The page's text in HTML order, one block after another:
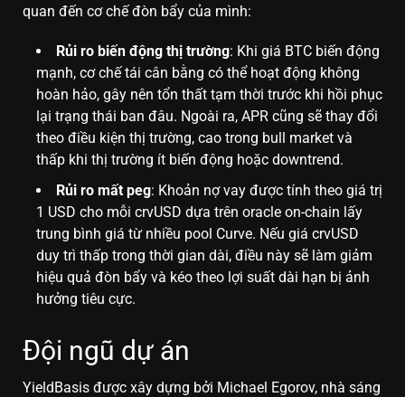
quan đến cơ chế đòn bẩy của mình:
Rủi ro biến động thị trường: Khi giá BTC biến động
mạnh, cơ chế tái cân bằng có thể hoạt động không
hoàn hảo, gây nên tổn thất tạm thời trước khi hồi phục
lại trạng thái ban đâu. Ngoài ra, APR cũng sẽ thay đổi
theo điều kiện thị trường, cao trong bull market và
thấp khi thị trường ít biến động hoặc downtrend.
Rủi ro mất peg: Khoản nợ vay được tính theo giá trị
1 USD cho mỗi crvUSD dựa trên oracle on-chain lấy
trung bình giá từ nhiều pool Curve. Nếu giá crvUSD
duy trì thấp trong thời gian dài, điều này sẽ làm giảm
hiệu quả đòn bẩy và kéo theo lợi suất dài hạn bị ảnh
hưởng tiêu cực.
Đội ngũ dự án
YieldBasis được xây dựng bởi Michael Egorov, nhà sáng